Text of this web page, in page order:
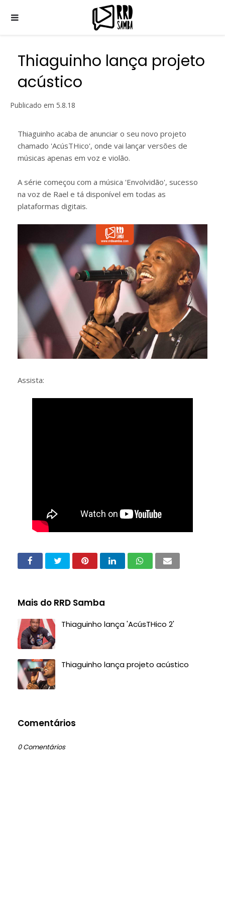
Thiaguinho lança projeto
acústico
Publicado em 5.8.18
Thiaguinho acaba de anunciar o seu novo projeto
chamado 'AcúsTHico', onde vai lançar versões de
músicas apenas em voz e violão.
A série começou com a música 'Envolvidão', sucesso
na voz de Rael e tá disponível em todas as
plataformas digitais.
Assista:
Mais do RRD Samba
Thiaguinho lança 'AcúsTHico 2'
Thiaguinho lança projeto acústico
Comentários
0 Comentários